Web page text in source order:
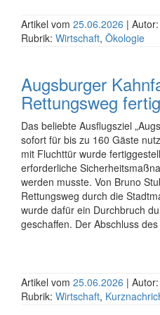
Artikel vom 25.06.2026 |
Rubrik: Wirtschaft, Ökologie
Augsburger
Rettungsweg
Das beliebte Ausflugsziel
sofort für bis zu 160 Gäste
mit Flucht­tür wurde
erforderliche
werden musste. Von Bruno
Rettungsweg durch die
wurde dafür ein Durch­bruch
geschaffen. Der Abschluss
Artikel vom 25.06.2026 |
Rubrik: Wirtschaft,